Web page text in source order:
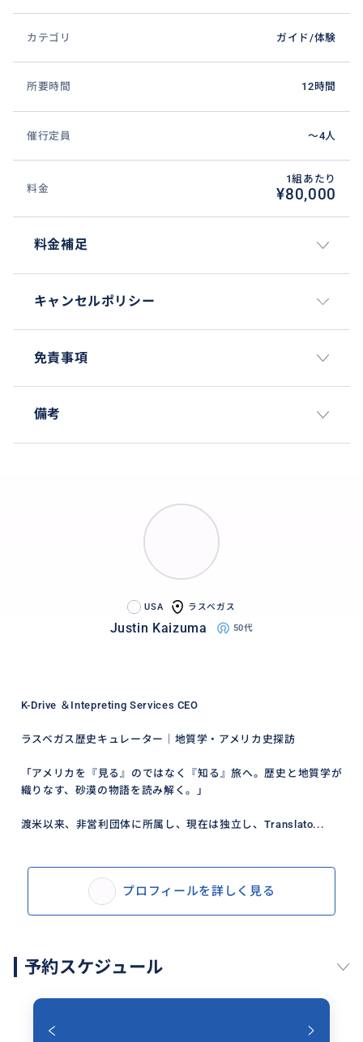
カテゴリ ガイド/体験
所要時間 12時間
催行定員 〜4人
料金
1組あたり
¥80,000
料金補足
キャンセルポリシー
免責事項
備考
USA ラスベガス
Justin Kaizuma 50代
K-Drive ＆Intepreting Services CEO
ラスベガス歴史キュレーター｜地質学・アメリカ史探訪
「アメリカを『見る』のではなく『知る』旅へ。歴史と地質学が
織りなす、砂漠の物語を読み解く。」
渡米以来、非営利団体に所属し、現在は独立し、Translato...
プロフィールを詳しく見る
予約スケジュール